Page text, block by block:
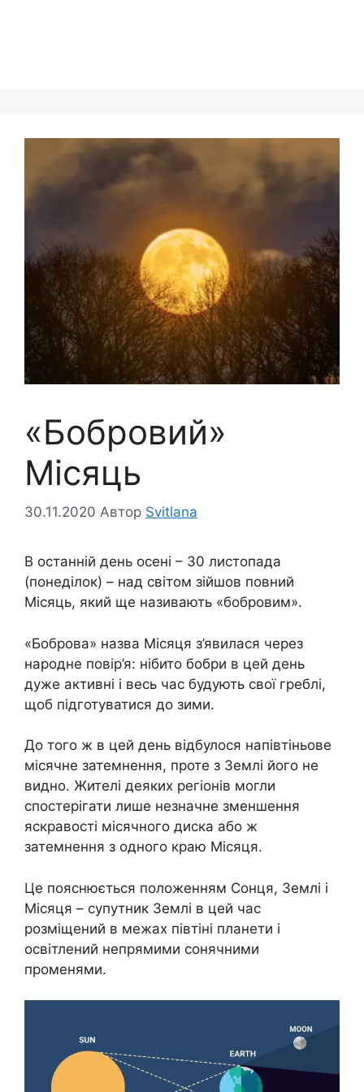
«Бобровий»
Місяць
30.11.2020 Автор Svitlana
В останній день осені – 30 листопада
(понеділок) – над світом зійшов повний
Місяць, який ще називають «бобровим».
«Боброва» назва Місяця з’явилася через
народне повір’я: нібито бобри в цей день
дуже активні і весь час будують свої греблі,
щоб підготуватися до зими.
До того ж в цей день відбулося напівтіньове
місячне затемнення, проте з Землі його не
видно. Жителі деяких регіонів могли
спостерігати лише незначне зменшення
яскравості місячного диска або ж
затемнення з одного краю Місяця.
Це пояснюється положенням Сонця, Землі і
Місяця – супутник Землі в цей час
розміщений в межах півтіні планети і
освітлений непрямими сонячними
променями.